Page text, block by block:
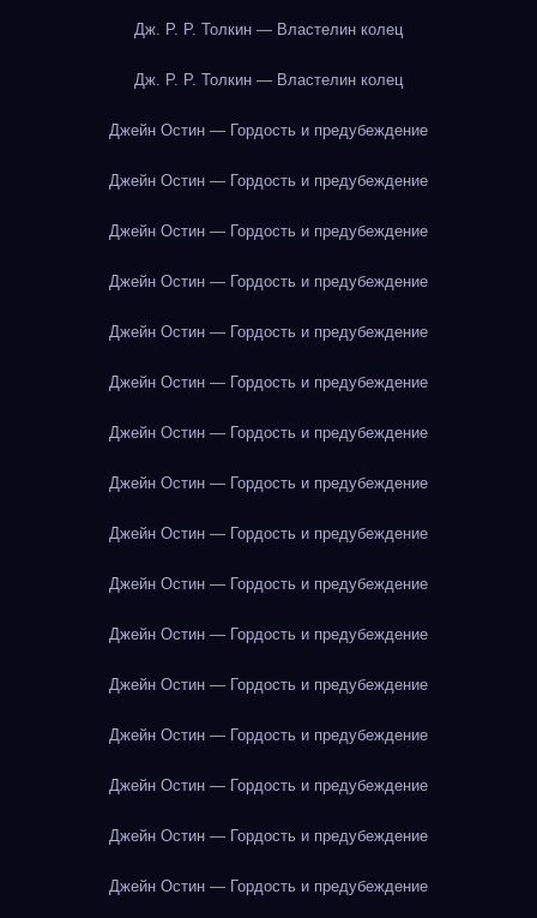
Дж. Р. Р. Толкин — Властелин колец
Дж. Р. Р. Толкин — Властелин колец
Джейн Остин — Гордость и предубеждение
Джейн Остин — Гордость и предубеждение
Джейн Остин — Гордость и предубеждение
Джейн Остин — Гордость и предубеждение
Джейн Остин — Гордость и предубеждение
Джейн Остин — Гордость и предубеждение
Джейн Остин — Гордость и предубеждение
Джейн Остин — Гордость и предубеждение
Джейн Остин — Гордость и предубеждение
Джейн Остин — Гордость и предубеждение
Джейн Остин — Гордость и предубеждение
Джейн Остин — Гордость и предубеждение
Джейн Остин — Гордость и предубеждение
Джейн Остин — Гордость и предубеждение
Джейн Остин — Гордость и предубеждение
Джейн Остин — Гордость и предубеждение